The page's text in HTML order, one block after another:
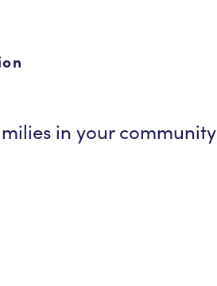
in your community